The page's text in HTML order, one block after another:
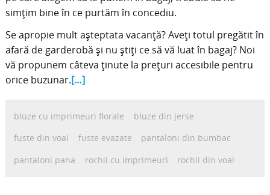
simțim bine în ce purtăm în concediu.
Se apropie mult așteptata vacanță? Aveți totul pregătit în
afară de garderobă și nu știți ce să vă luat în bagaj? Noi
vă propunem câteva ținute la prețuri accesibile pentru
orice buzunar.[…]
bluze cu imprimeuri florale
bluze din jerse
fuste din voal
fuste evazate
pantaloni din bumbac
pantaloni pana
rochii cu imprimeuri rochii din voal